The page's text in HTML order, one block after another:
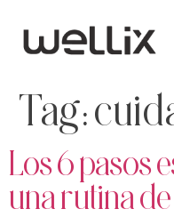
Tag:
Los 6 pasos
una rutina